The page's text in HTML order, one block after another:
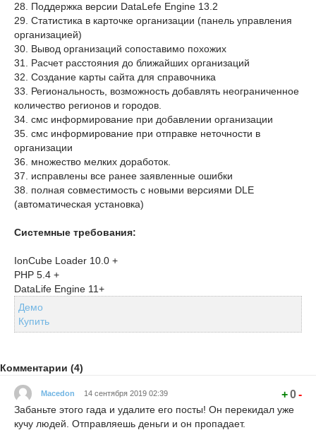
28. Поддержка версии DataLefe Engine 13.2
29. Статистика в карточке организации (панель управления
организацией)
30. Вывод организаций сопоставимо похожих
31. Расчет расстояния до ближайших организаций
32. Создание карты сайта для справочника
33. Региональность, возможность добавлять неограниченное
количество регионов и городов.
34. смс информирование при добавлении организации
35. смс информирование при отправке неточности в
организации
36. множество мелких доработок.
37. исправлены все ранее заявленные ошибки
38. полная совместимость с новыми версиями DLE
(автоматическая установка)
Системные требования:
IonCube Loader 10.0 +
PHP 5.4 +
DataLife Engine 11+
Демо
Купить
Комментарии (4)
Macedon 14 сентября 2019 02:39 +0-
Забаньте этого гада и удалите его посты! Он перекидал уже
кучу людей. Отправляешь деньги и он пропадает.